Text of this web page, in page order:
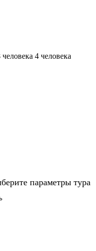
человека 4 человека
параметры тура